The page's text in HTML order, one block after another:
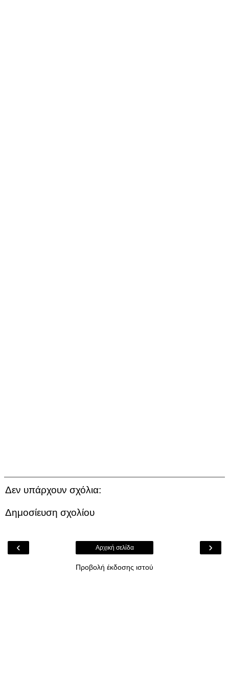
Δεν υπάρχουν σχόλια:
Δημοσίευση σχολίου
‹ ›
Αρχική σελίδα
Προβολή έκδοσης ιστού